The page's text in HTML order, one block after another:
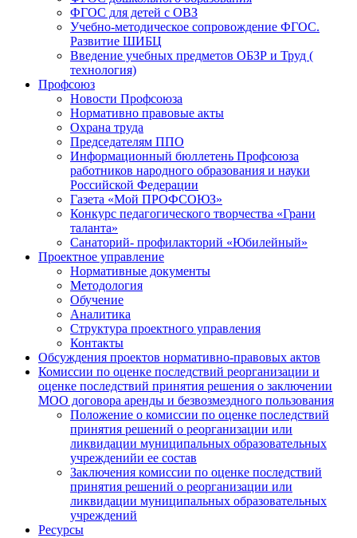
ФГОС для детей с ОВЗ
Учебно-методическое сопровождение ФГОС.
Развитие ШИБЦ
Введение учебных предметов ОБЗР и Труд (
технология)
Профсоюз
Новости Профсоюза
Нормативно правовые акты
Охрана труда
Председателям ППО
Информационный бюллетень Профсоюза
работников народного образования и науки
Российской Федерации
Газета «Мой ПРОФСОЮЗ»
Конкурс педагогического творчества «Грани
таланта»
Санаторий- профилакторий «Юбилейный»
Проектное управление
Нормативные документы
Методология
Обучение
Аналитика
Структура проектного управления
Контакты
Обсуждения проектов нормативно-правовых актов
Комиссии по оценке последствий реорганизации и
оценке последствий принятия решения о заключении
МОО договора аренды и безвозмездного пользования
Положение о комиссии по оценке последствий
принятия решений о реорганизации или
ликвидации муниципальных образовательных
учрежденийи ее состав
Заключения комиссии по оценке последствий
принятия решений о реорганизации или
ликвидации муниципальных образовательных
учреждений
Ресурсы